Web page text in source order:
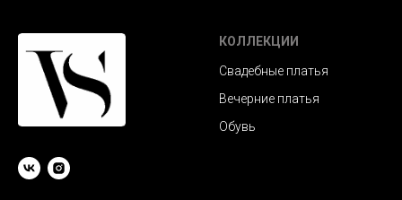
КОЛЛЕКЦИИ
Свадебные платья
Вечерние платья
Обувь